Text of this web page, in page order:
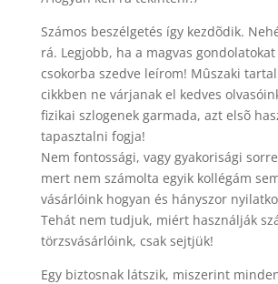
Számos beszélgetés így kezdõdik.
rá. Legjobb, ha a magvas
csokorba szedve leírom! Mûszaki
cikkben ne várjanak el kedves
fizikai szlogenek garmada, azt elsõ
tapasztalni fogja!
Nem fontossági, vagy gyakorisági
mert nem számolta egyik kollégám
vásárlóink hogyan és hányszor
Tehát nem tudjuk, miért használják
törzsvásárlóink, csak sejtjük!
Egy biztosnak látszik, miszerint